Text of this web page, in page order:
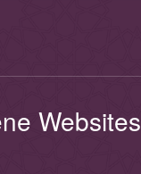
Websites